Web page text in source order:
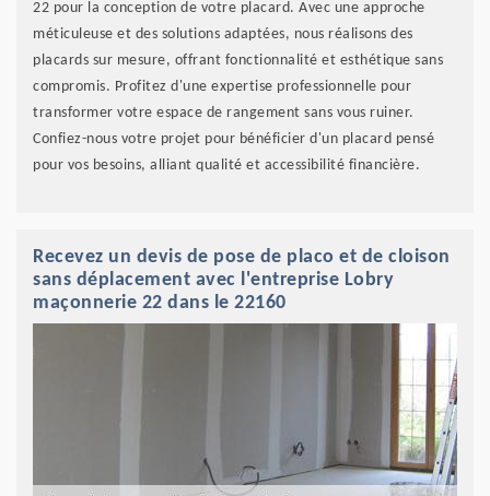
22 pour la conception de votre placard. Avec une approche
méticuleuse et des solutions adaptées, nous réalisons des
placards sur mesure, offrant fonctionnalité et esthétique sans
compromis. Profitez d'une expertise professionnelle pour
transformer votre espace de rangement sans vous ruiner.
Confiez-nous votre projet pour bénéficier d'un placard pensé
pour vos besoins, alliant qualité et accessibilité financière.
Recevez un devis de pose de placo et de cloison
sans déplacement avec l'entreprise Lobry
maçonnerie 22 dans le 22160